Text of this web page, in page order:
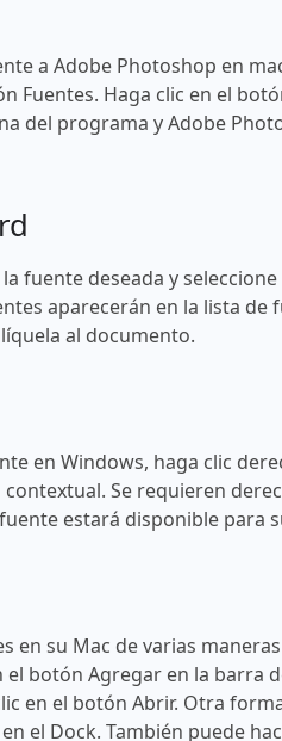
a Adobe Photoshop en
Fuentes. Haga clic en el
del programa y Adobe
fuente deseada y
aparecerán en la lista
al documento.
en Windows, haga clic
Se requieren
estará disponible para
en su Mac de varias
el botón Agregar en la barra
en el botón Abrir. Otra
el Dock. También puede